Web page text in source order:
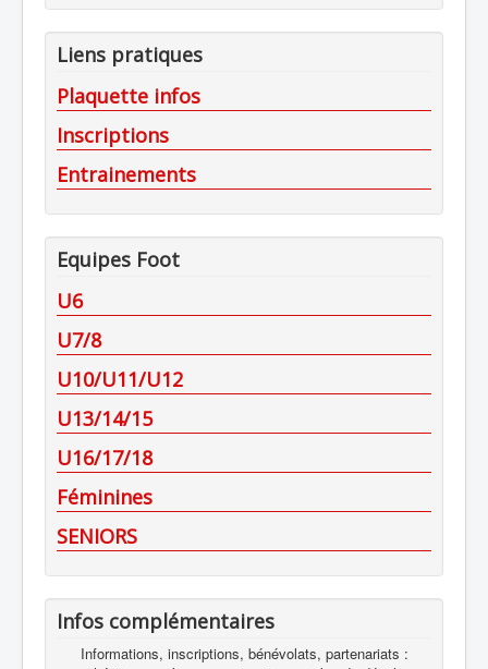
Liens pratiques
Plaquette infos
Inscriptions
Entrainements
Equipes Foot
U6
U7/8
U10/U11/U12
U13/14/15
U16/17/18
Féminines
SENIORS
Infos complémentaires
Informations, inscriptions, bénévolats, partenariats :